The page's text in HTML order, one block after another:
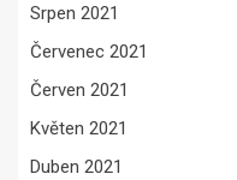
Srpen 2021
Červenec 2021
Červen 2021
Květen 2021
Duben 2021